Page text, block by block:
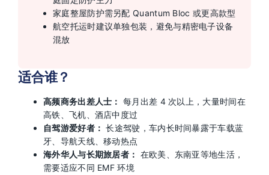
家庭整屋防护需另配 Quantum Bloc 或更高款型
航空托运时建议单独包装，避免与精密电子设备
混放
适合谁？
高频商务出差人士： 每月出差 4 次以上，大量时间在
高铁、飞机、酒店中度过
自驾游爱好者： 长途驾驶，车内长时间暴露于车载蓝
牙、导航天线、移动热点
海外华人与长期旅居者： 在欧美、东南亚等地生活，
需要适应不同 EMF 环境